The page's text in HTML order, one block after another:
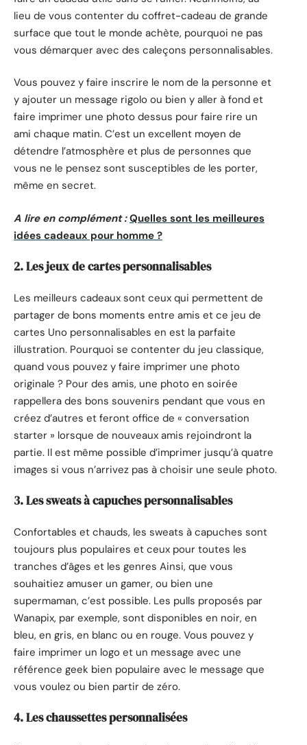
lieu de vous contenter du coffret-cadeau de grande
surface que tout le monde achète, pourquoi ne pas
vous démarquer avec des caleçons personnalisables.
Vous pouvez y faire inscrire le nom de la personne et
y ajouter un message rigolo ou bien y aller à fond et
faire imprimer une photo dessus pour faire rire un
ami chaque matin. C’est un excellent moyen de
détendre l’atmosphère et plus de personnes que
vous ne le pensez sont susceptibles de les porter,
même en secret.
A lire en complément : Quelles sont les meilleures
idées cadeaux pour homme ?
2. Les jeux de cartes personnalisables
Les meilleurs cadeaux sont ceux qui permettent de
partager de bons moments entre amis et ce jeu de
cartes Uno personnalisables en est la parfaite
illustration. Pourquoi se contenter du jeu classique,
quand vous pouvez y faire imprimer une photo
originale ? Pour des amis, une photo en soirée
rappellera des bons souvenirs pendant que vous en
créez d’autres et feront office de « conversation
starter » lorsque de nouveaux amis rejoindront la
partie. Il est même possible d’imprimer jusqu’à quatre
images si vous n’arrivez pas à choisir une seule photo.
3. Les sweats à capuches personnalisables
Confortables et chauds, les sweats à capuches sont
toujours plus populaires et ceux pour toutes les
tranches d’âges et les genres Ainsi, que vous
souhaitiez amuser un gamer, ou bien une
supermaman, c’est possible. Les pulls proposés par
Wanapix, par exemple, sont disponibles en noir, en
bleu, en gris, en blanc ou en rouge. Vous pouvez y
faire imprimer un logo et un message avec une
référence geek bien populaire avec le message que
vous voulez ou bien partir de zéro.
4. Les chaussettes personnalisées